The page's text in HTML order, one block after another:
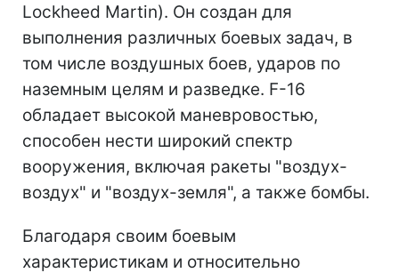
Lockheed Martin). Он создан для
выполнения различных боевых задач, в
том числе воздушных боев, ударов по
наземным целям и разведке. F-16
обладает высокой маневровостью,
способен нести широкий спектр
вооружения, включая ракеты "воздух-
воздух" и "воздух-земля", а также бомбы.
Благодаря своим боевым
характеристикам и относительно